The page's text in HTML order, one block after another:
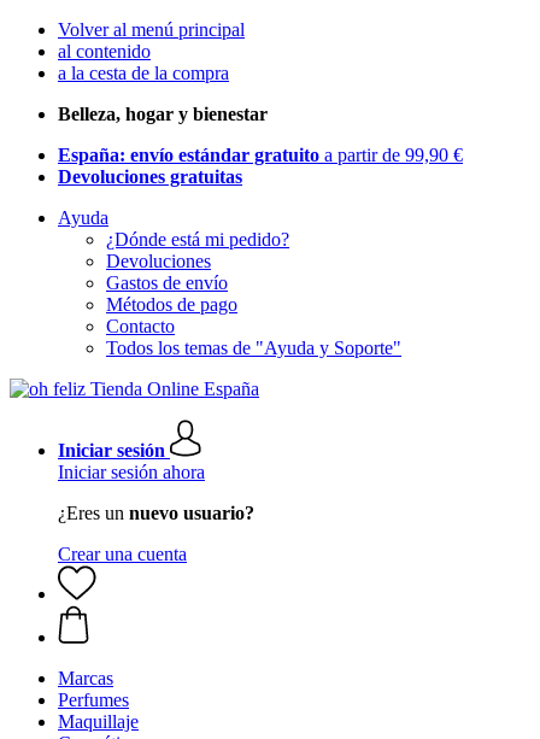
Volver al menú principal
al contenido
a la cesta de la compra
Belleza, hogar y bienestar
España: envío estándar gratuito a partir de 99,90 €
Devoluciones gratuitas
Ayuda
¿Dónde está mi pedido?
Devoluciones
Gastos de envío
Métodos de pago
Contacto
Todos los temas de "Ayuda y Soporte"
Iniciar sesión
Iniciar sesión ahora
¿Eres un nuevo usuario?
Crear una cuenta
Marcas
Perfumes
Maquillaje